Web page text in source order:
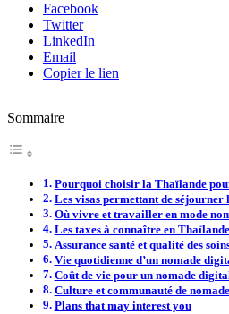
Facebook
Twitter
LinkedIn
Email
Copier le lien
Sommaire
Pourquoi choisir la Thaïlande
Les visas permettant de séjourner
Où vivre et travailler en mode
Les taxes à connaître en Thaïlande
Assurance santé et qualité des
Vie quotidienne d’un nomade
Coût de vie pour un nomade
Culture et communauté de
Plans that may interest you